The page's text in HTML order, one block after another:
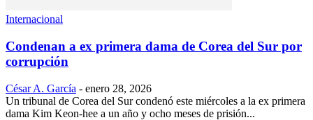
Internacional
Condenan a ex primera dama de Corea del Sur por
corrupción
César A. García - enero 28, 2026
Un tribunal de Corea del Sur condenó este miércoles a la ex primera
dama Kim Keon-hee a un año y ocho meses de prisión...